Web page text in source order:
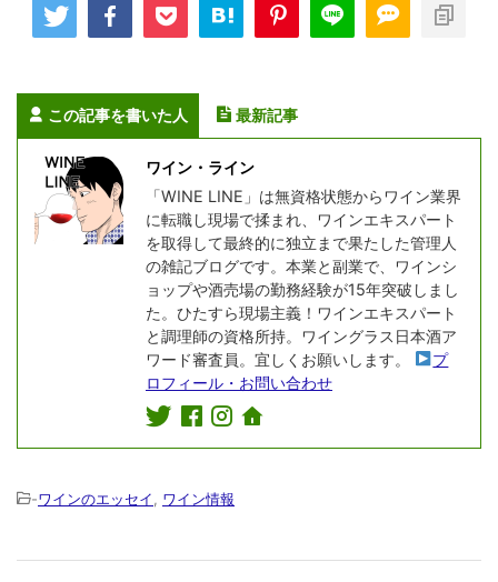
この記事を書いた人 最新記事
ワイン・ライン
「WINE LINE」は無資格状態からワイン業界
に転職し現場で揉まれ、ワインエキスパート
を取得して最終的に独立まで果たした管理人
の雑記ブログです。本業と副業で、ワインシ
ョップや酒売場の勤務経験が15年突破しまし
た。ひたすら現場主義！ワインエキスパート
と調理師の資格所持。ワイングラス日本酒ア
ワード審査員。宜しくお願いします。
プ
ロフィール・お問い合わせ
-ワインのエッセイ ワイン情報